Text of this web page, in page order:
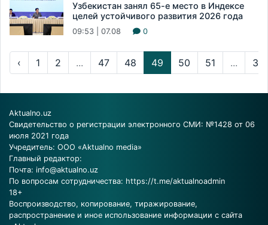
Узбекистан занял 65-е место в Индексе
целей устойчивого развития 2026 года
09:53 | 07.08 0
‹ 1 2 ... 47 48 49 50 51 ... 314
Aktualno.uz
Свидетельство о регистрации электронного СМИ: №1428 от 06
июля 2021 года
Учредитель: ООО «Aktualno media»
Главный редактор:
Почта: info@aktualno.uz
По вопросам сотрудничества: https://t.me/aktualnoadmin
18+
Воспроизводство, копирование, тиражирование,
распространение и иное использование информации с сайта